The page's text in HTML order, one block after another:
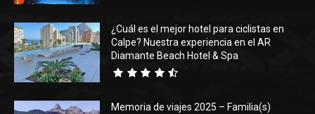
¿Cuál es el mejor hotel para ciclistas en
Calpe? Nuestra experiencia en el AR
Diamante Beach Hotel & Spa
Memoria de viajes 2025 – Familia(s)